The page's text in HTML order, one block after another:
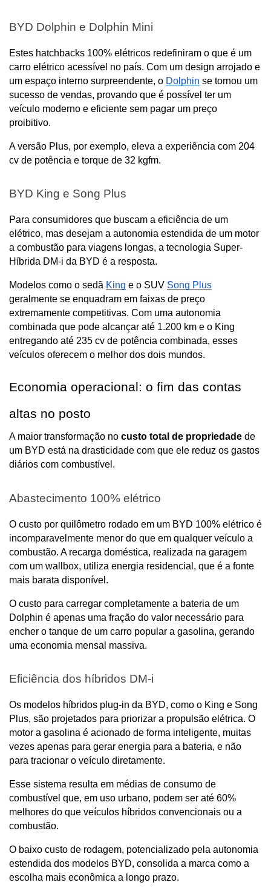
BYD Dolphin e Dolphin Mini
Estes hatchbacks 100% elétricos redefiniram o que é um
carro elétrico acessível no país. Com um design arrojado e
um espaço interno surpreendente, o Dolphin se tornou um
sucesso de vendas, provando que é possível ter um
veículo moderno e eficiente sem pagar um preço
proibitivo.
A versão Plus, por exemplo, eleva a experiência com 204
cv de potência e torque de 32 kgfm.
BYD King e Song Plus
Para consumidores que buscam a eficiência de um
elétrico, mas desejam a autonomia estendida de um motor
a combustão para viagens longas, a tecnologia Super-
Híbrida DM-i da BYD é a resposta.
Modelos como o sedã King e o SUV Song Plus
geralmente se enquadram em faixas de preço
extremamente competitivas. Com uma autonomia
combinada que pode alcançar até 1.200 km e o King
entregando até 235 cv de potência combinada, esses
veículos oferecem o melhor dos dois mundos.
Economia operacional: o fim das contas
altas no posto
A maior transformação no custo total de propriedade de
um BYD está na drasticidade com que ele reduz os gastos
diários com combustível.
Abastecimento 100% elétrico
O custo por quilômetro rodado em um BYD 100% elétrico é
incomparavelmente menor do que em qualquer veículo a
combustão. A recarga doméstica, realizada na garagem
com um wallbox, utiliza energia residencial, que é a fonte
mais barata disponível.
O custo para carregar completamente a bateria de um
Dolphin é apenas uma fração do valor necessário para
encher o tanque de um carro popular a gasolina, gerando
uma economia mensal massiva.
Eficiência dos híbridos DM-i
Os modelos híbridos plug-in da BYD, como o King e Song
Plus, são projetados para priorizar a propulsão elétrica. O
motor a gasolina é acionado de forma inteligente, muitas
vezes apenas para gerar energia para a bateria, e não
para tracionar o veículo diretamente.
Esse sistema resulta em médias de consumo de
combustível que, em uso urbano, podem ser até 60%
melhores do que veículos híbridos convencionais ou a
combustão.
O baixo custo de rodagem, potencializado pela autonomia
estendida dos modelos BYD, consolida a marca como a
escolha mais econômica a longo prazo.